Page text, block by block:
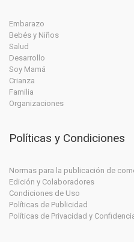
Embarazo
Bebés y Niños
Salud
Desarrollo
Soy Mamá
Crianza
Familia
Organizaciones
Políticas y Condiciones
Normas para la publicación de
Edición y Colaboradores
Condiciones de Uso
Políticas de Publicidad
Políticas de Privacidad y